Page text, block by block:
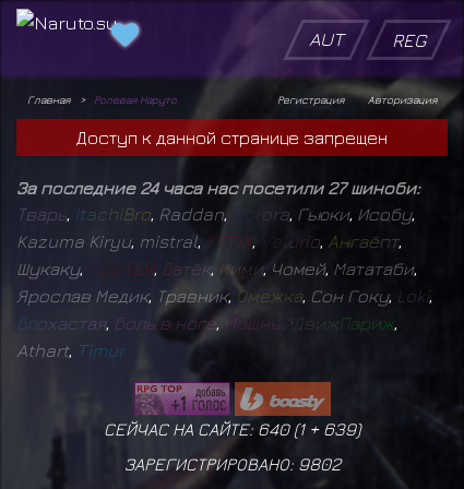
AUT REG
Главная Ролевая Наруто Авторизация
Регистрация
Доступ к данной странице запрещен
За последние 24 часа нас посетили 27 шиноби:
Тварь ItachiBro Raddan orora Гьюки, Исобу,
Kazuma Kiryu, mistral DEFIX, l urio Ангаёпт,
Шукаку, S TER, Батёк, Кими, Чомей, Мататаби,
Ярослав Медик, Травник, Омежка, Сон Гоку, L oki,
Блохастая, боль в ноге Мощный ижПариж,
Athart, Timur
СЕЙЧАС НА САЙТЕ: 640 (1+ 639)
ЗАРЕГИСТРИРОВАНО: 9802